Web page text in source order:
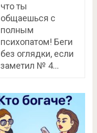
что ты
общаешься с
полным
психопатом! Беги
без оглядки, если
заметил № 4…